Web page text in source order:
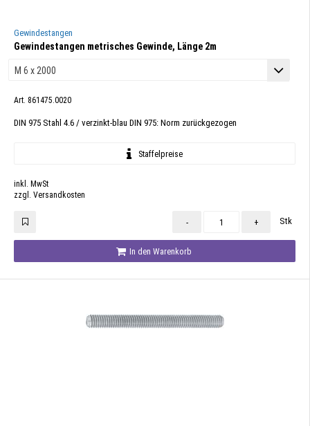
Gewindestangen
Gewindestangen metrisches Gewinde, Länge 2m
Art. 861475.0020
DIN 975 Stahl 4.6 / verzinkt-blau DIN 975: Norm zurückgezogen
Staffelpreise
inkl. MwSt
zzgl. Versandkosten
- + Stk
In den Warenkorb